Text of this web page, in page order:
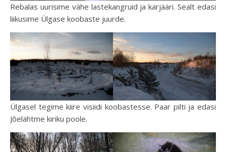
Rebalas uurisime vähe lastekangruid ja karjääri. Sealt edasi
liikusime Ülgase koobaste juurde.
Ülgasel tegime kiire visiidi koobastesse. Paar pilti ja edasi
Jõelähtme kiriku poole.